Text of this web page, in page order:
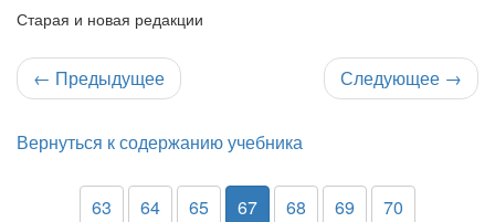
Старая и новая редакции
← Предыдущее Следующее →
Вернуться к содержанию учебника
63 64 65 67 68 69 70